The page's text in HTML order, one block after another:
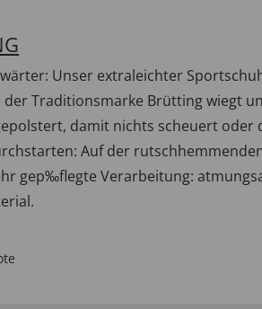
Unser extraleichter
der Traditionsmarke Brütting
damit nichts scheuert oder
Auf der
gep‰flegte Verarbeitung: